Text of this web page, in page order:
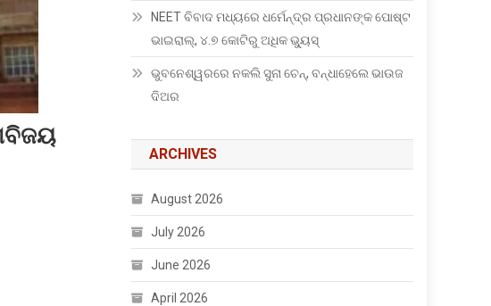
NEET ବିବାଦ ମଧ୍ୟରେ ଧର୍ମେନ୍ଦ୍ର ପ୍ରଧାନଙ୍କ ପୋଷ୍ଟ
ଭାଇରାଲ୍, ୪.୭ କୋଟିରୁ ଅଧିକ ଭ୍ୟୁସ୍
ଭୁବନେଶ୍ୱରରେ ନକଲି ସୁନା ଚେନ୍, ବନ୍ଧାହେଲେ ଭାଉଜ
ଦିଅର
ARCHIVES
August 2026
July 2026
June 2026
April 2026